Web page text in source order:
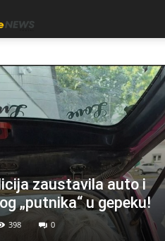
zaustavila auto i
„putnika“ u gepeku!
398 0